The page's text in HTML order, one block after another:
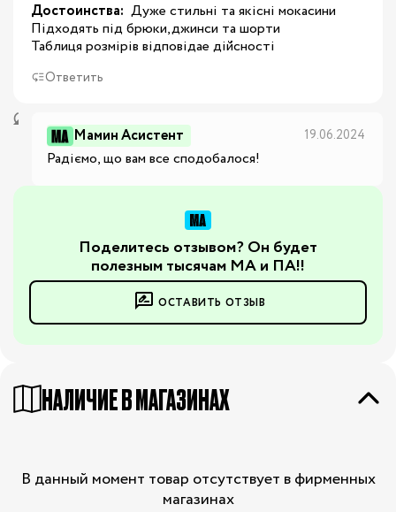
Достоинства: Дуже стильнi та якiснi мокасини
Пiдходять пiд брюки,джинси та шорти
Таблиця розмiрiв вiдповiдае дiйсностi
Ответить
Мамин Асистент 19.06.2024
Радіємо, що вам все сподобалося!
Поделитесь отзывом? Он будет
полезным тысячам МА и ПА!!
ОСТАВИТЬ ОТЗЫВ
НАЛИЧИЕ В МАГАЗИНАХ
В данный момент товар отсутствует в фирменных
магазинах